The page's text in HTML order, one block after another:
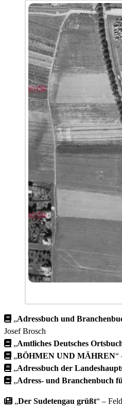
„Adressbuch und
Josef Brosch
„Amtliches Deutsches
„BÖHMEN UND MÄHREN“
„Adressbuch der
„Adress- und Branchenbuch
„Der Sudetengau grüßt“ –